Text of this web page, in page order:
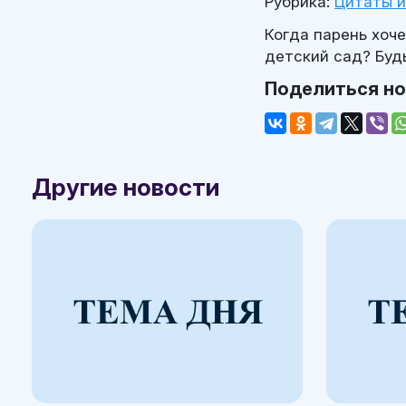
Когда парень
детский сад?
Поделиться
Другие новости